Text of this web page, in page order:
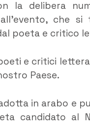
la delibera
che
poeta e critico
e critici
Paese.
in arabo e
candidato al